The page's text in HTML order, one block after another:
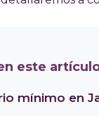
este
mínimo en